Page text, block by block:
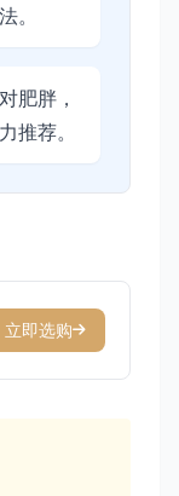
。
肥胖，
推荐。
立即选购